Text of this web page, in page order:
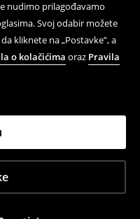
nudimo prilagođavamo
Svoj odabir možete
kliknete na „Postavke”, a
o kolačićima oraz Pravila
16, 10160 Zagreb,